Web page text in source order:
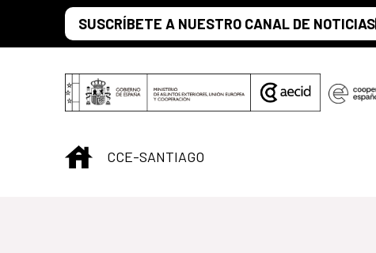
Saltar al contenido principal
SUSCRÍBETE A NUESTRO CANAL DE NOTICIAS
INICIO
CCE-SANTIAGO